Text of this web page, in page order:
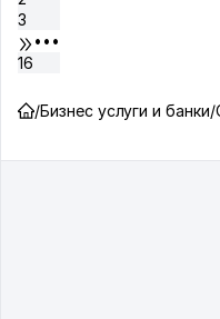
3
•••
16
/Бизнес услуги и банки/